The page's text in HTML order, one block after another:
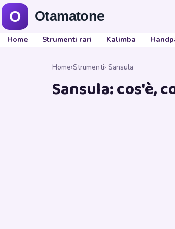
Home Strumenti rari Kalimba
Home›Strumenti› Sansula
Sansula: cos'è,